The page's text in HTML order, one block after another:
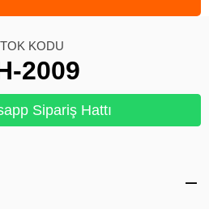
KODU
2009
Sipariş Hattı